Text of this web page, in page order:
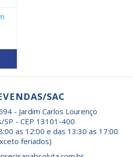
SAC
- Jardim Carlos Lourenço
SP - CEP 13101-400
as 12:00 e das 13:30 as 17:00
feriados)